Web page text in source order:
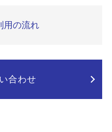
用の流れ
合わせ